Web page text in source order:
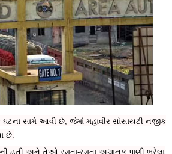
સામે આવી છે, જેમાં મહાવીર સોસાયટી નજીક
છે.
હતી અને તેઓ રમતા-રમતા અચાનક પાણી ભરેલા